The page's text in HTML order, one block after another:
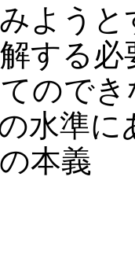
ようと
する
ので
水準に
本義